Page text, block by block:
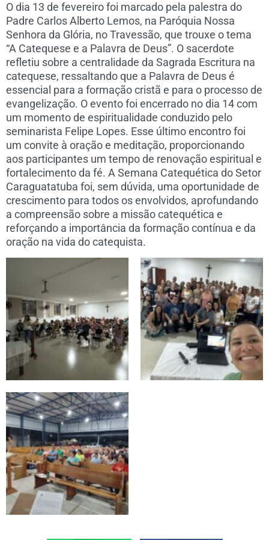
O dia 13 de fevereiro foi marcado pela palestra do
Padre Carlos Alberto Lemos, na Paróquia Nossa
Senhora da Glória, no Travessão, que trouxe o tema
“A Catequese e a Palavra de Deus”. O sacerdote
refletiu sobre a centralidade da Sagrada Escritura na
catequese, ressaltando que a Palavra de Deus é
essencial para a formação cristã e para o processo de
evangelização. O evento foi encerrado no dia 14 com
um momento de espiritualidade conduzido pelo
seminarista Felipe Lopes. Esse último encontro foi
um convite à oração e meditação, proporcionando
aos participantes um tempo de renovação espiritual e
fortalecimento da fé. A Semana Catequética do Setor
Caraguatatuba foi, sem dúvida, uma oportunidade de
crescimento para todos os envolvidos, aprofundando
a compreensão sobre a missão catequética e
reforçando a importância da formação contínua e da
oração na vida do catequista.